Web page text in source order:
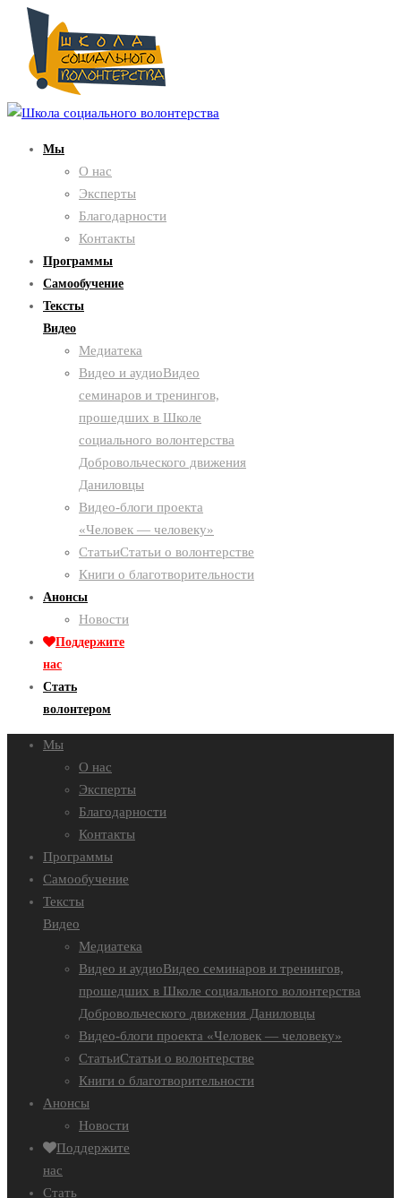
Мы
О нас
Эксперты
Благодарности
Контакты
Программы
Самообучение
Тексты
Видео
Медиатека
Видео и аудиоВидео
семинаров и тренингов,
прошедших в Школе
социального волонтерства
Добровольческого движения
Даниловцы
Видео-блоги проекта
«Человек — человеку»
СтатьиСтатьи о волонтерстве
Книги о благотворительности
Анонсы
Новости
Поддержите
нас
Стать
волонтером
Мы
О нас
Эксперты
Благодарности
Контакты
Программы
Самообучение
Тексты
Видео
Медиатека
Видео и аудиоВидео семинаров и тренингов,
прошедших в Школе социального волонтерства
Добровольческого движения Даниловцы
Видео-блоги проекта «Человек — человеку»
СтатьиСтатьи о волонтерстве
Книги о благотворительности
Анонсы
Новости
Поддержите
нас
Стать